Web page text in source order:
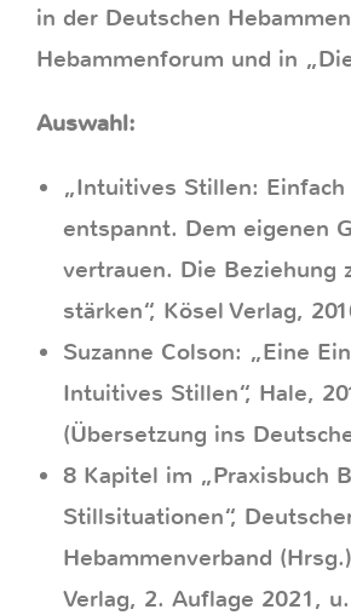
in der Deutschen
Hebammenforum und in
Auswahl:
„Intuitives Stillen: Einfach
entspannt. Dem eigenen
vertrauen. Die Beziehung
stärken“, Kösel Verlag,
Suzanne Colson: „Eine
Intuitives Stillen“, Hale,
(Übersetzung ins
8 Kapitel im „Praxisbuch
Stillsituationen“,
Hebammenverband
Verlag, 2. Auflage 2021,